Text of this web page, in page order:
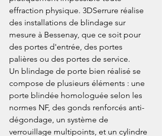
effraction physique. 3DSerrure réalise
des installations de blindage sur
mesure à Bessenay, que ce soit pour
des portes d'entrée, des portes
palières ou des portes de service.
Un blindage de porte bien réalisé se
compose de plusieurs éléments : une
porte blindée homologuée selon les
normes NF, des gonds renforcés anti-
dégondage, un système de
verrouillage multipoints, et un cylindre